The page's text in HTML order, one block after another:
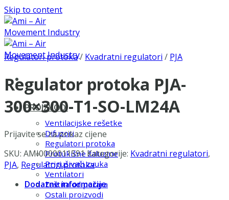
Skip to content
PROIZVODI
Ventilacijske rešetke
Difuzori
Regulatori protoka
Protukišne žaluzine
Prigušivači zvuka
Ventilatori
Zaštita od požara
Ostali proizvodi
Regulatori protoka/ Kvadratni regulatori / PJA
Regulator protoka PJA-
300×300-T1-SO-LM24A
Prijavite se za prikaz cijene
SKU: AMI0000011591 Kategorije: Kvadratni regulatori,
PJA, Regulatori protoka
Dodatne informacije